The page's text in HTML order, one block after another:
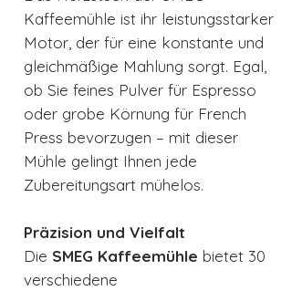
Kaffeemühle ist ihr leistungsstarker
Motor, der für eine konstante und
gleichmäßige Mahlung sorgt. Egal,
ob Sie feines Pulver für Espresso
oder grobe Körnung für French
Press bevorzugen – mit dieser
Mühle gelingt Ihnen jede
Zubereitungsart mühelos.
Präzision und Vielfalt
Die SMEG Kaffeemühle bietet 30
verschiedene